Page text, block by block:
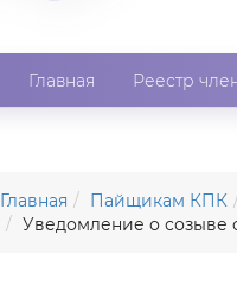
Главная Реестр
Главная Пайщикам КПК
Уведомление о созыве